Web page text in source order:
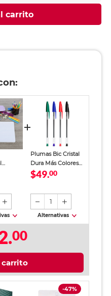
carrito
Plus
Plumas Bic Cristal
Dura Más Colores
10 piezas
$49.00
1
Alternativas
00
carrito
-47%